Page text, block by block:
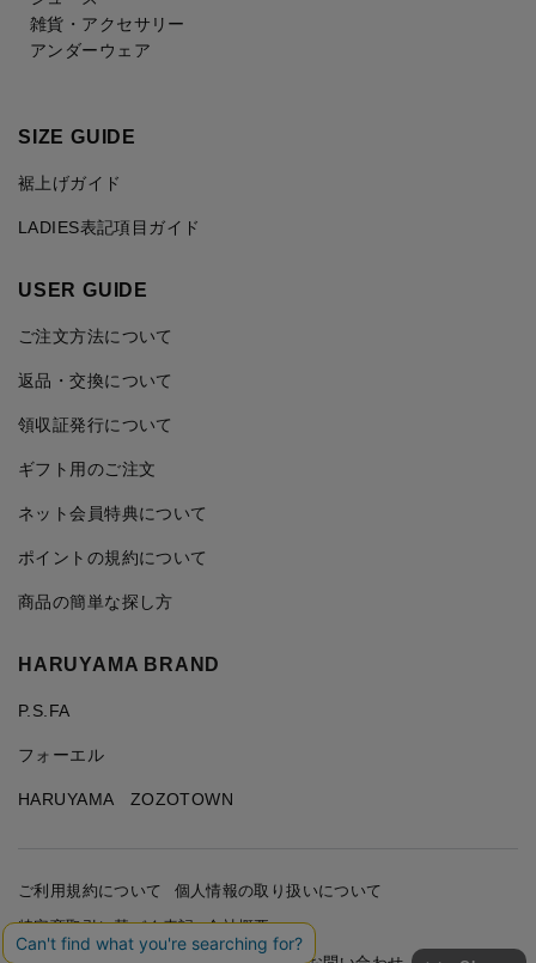
雑貨・アクセサリー
アンダーウェア
SIZE GUIDE
裾上げガイド
LADIES表記項目ガイド
USER GUIDE
ご注文方法について
返品・交換について
領収証発行について
ギフト用のご注文
ネット会員特典について
ポイントの規約について
商品の簡単な探し方
HARUYAMA BRAND
P.S.FA
フォーエル
HARUYAMA ZOZOTOWN
ご利用規約について
個人情報の取り扱いについて
特定商取引に基づく表記
会社概要